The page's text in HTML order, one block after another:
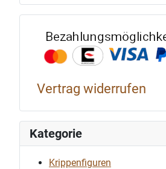
Vertrag widerrufen
Kategorie
Krippenfiguren